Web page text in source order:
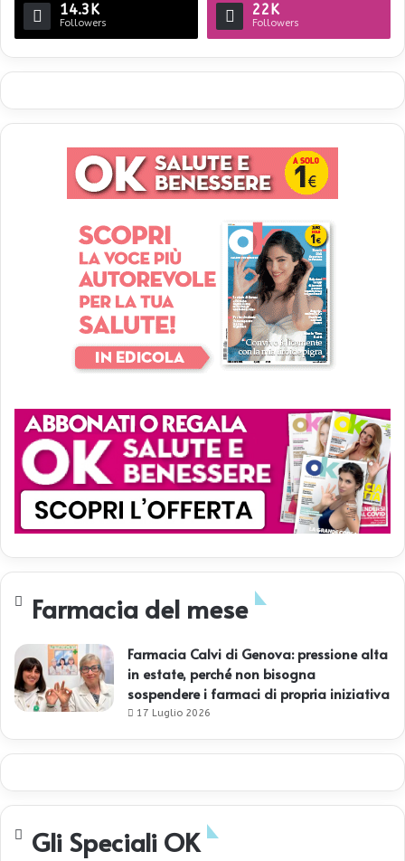
14.3K
Followers
22K
Followers
Farmacia del mese
Farmacia Calvi di Genova: pressione alta
in estate, perché non bisogna
sospendere i farmaci di propria iniziativa
17 Luglio 2026
Gli Speciali OK